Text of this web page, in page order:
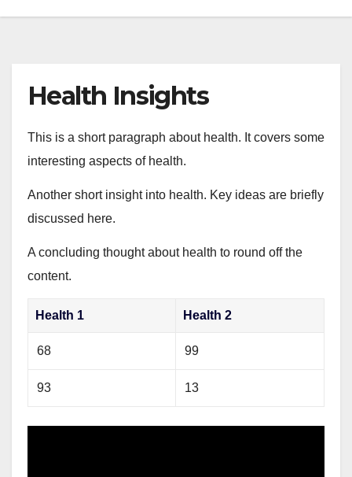
Health Insights
This is a short paragraph about health. It covers some
interesting aspects of health.
Another short insight into health. Key ideas are briefly
discussed here.
A concluding thought about health to round off the
content.
Health 1 Health 2
68 99
93 13